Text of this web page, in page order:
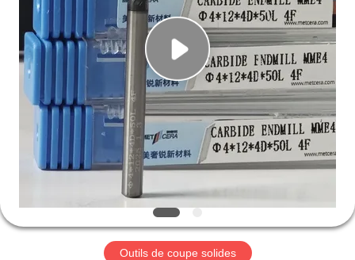
VIDÉO
PROPOS
NOUS
VISITE
Outils de coupe solides